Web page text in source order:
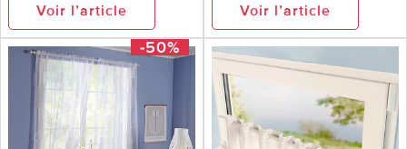
Voir l’article Voir l’article
-50%